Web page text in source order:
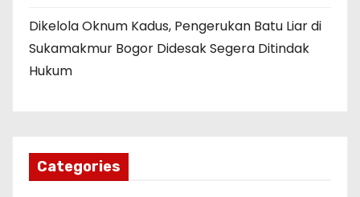
Dikelola Oknum Kadus, Pengerukan Batu Liar di
Sukamakmur Bogor Didesak Segera Ditindak
Hukum
Categories